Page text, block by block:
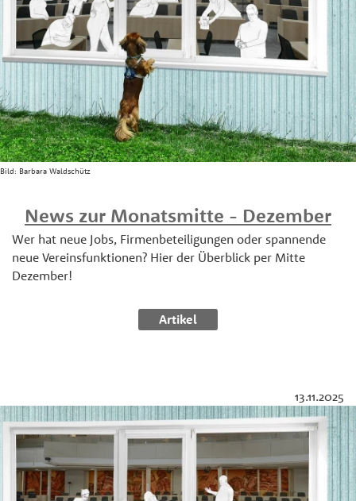
Bild: Barbara Waldschütz
News zur Monatsmitte - Dezember
Wer hat neue Jobs, Firmenbeteiligungen oder spannende
neue Vereinsfunktionen? Hier der Überblick per Mitte
Dezember!
Artikel
13.11.2025